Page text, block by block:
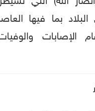
بما فيها
الإصابات